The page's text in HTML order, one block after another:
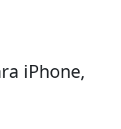
iPhone,